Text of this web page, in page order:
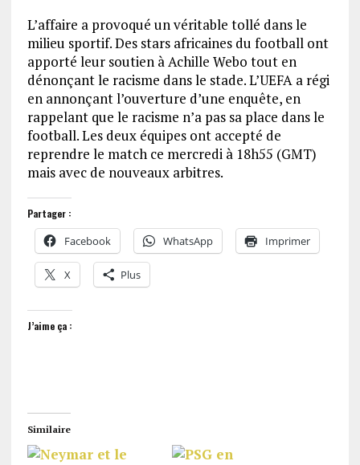
L’affaire a provoqué un véritable tollé dans le
milieu sportif. Des stars africaines du football ont
apporté leur soutien à Achille Webo tout en
dénonçant le racisme dans le stade. L’UEFA a régi
en annonçant l’ouverture d’une enquête, en
rappelant que le racisme n’a pas sa place dans le
football. Les deux équipes ont accepté de
reprendre le match ce mercredi à 18h55 (GMT)
mais avec de nouveaux arbitres.
Partager :
Facebook WhatsApp Imprimer
X Plus
J’aime ça :
Similaire